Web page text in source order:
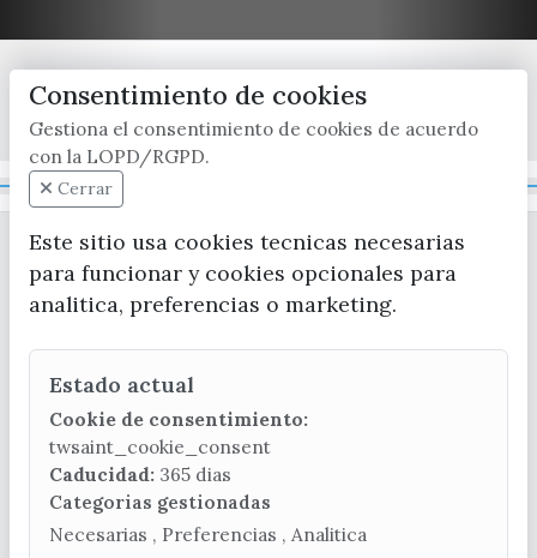
x / twitter facebook youtube instagram
CONTACTA CON LA OFICINA DE TURISMO
(+34) 952 541 104
turismo@velezmalaga.es
C/ Poniente, 2. CP 29740 - Torre del Mar
Consentimiento de cookies
Gestiona el consentimiento de cookies de acuerdo
con la LOPD/RGPD.
Cerrar
Este sitio usa cookies tecnicas necesarias
para funcionar y cookies opcionales para
analitica, preferencias o marketing.
Estado actual
Cookie de consentimiento:
twsaint_cookie_consent
Caducidad: 365 dias
Categorias gestionadas
Necesarias , Preferencias , Analitica